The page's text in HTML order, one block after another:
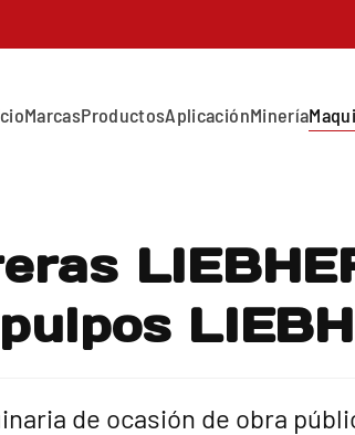
MarcasProductosAplicaciónMinería
de ocasión de obra